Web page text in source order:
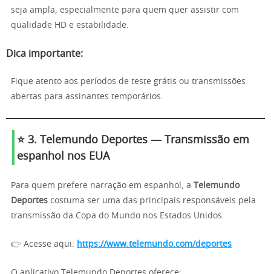
seja ampla, especialmente para quem quer assistir com
qualidade HD e estabilidade.
Dica importante:
Fique atento aos períodos de teste grátis ou transmissões
abertas para assinantes temporários.
⭐ 3. Telemundo Deportes — Transmissão em
espanhol nos EUA
Para quem prefere narração em espanhol, a
Telemundo
Deportes costuma ser uma das principais responsáveis pela
transmissão da Copa do Mundo nos Estados Unidos.
👉 Acesse aqui: https://www.telemundo.com/deportes